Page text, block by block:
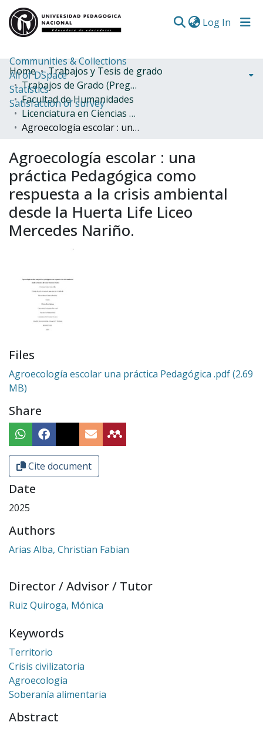
Log In
Communities & Collections
All of DSpace
Statistics
Satisfaction of survey
Home
Trabajos y Tesis de grado
Trabajos de Grado (Pregrado)
Facultad de Humanidades
Licenciatura en Ciencias Sociales
Agroecología escolar : una práctica Pedagógica como respuesta a la crisis ambiental desde la Huerta Life Liceo Mercedes Nariño.
Agroecología escolar : una
práctica Pedagógica como
respuesta a la crisis ambiental
desde la Huerta Life Liceo
Mercedes Nariño.
Files
Agroecología escolar una práctica Pedagógica .pdf(2.69
MB)
Share
Cite document
Date
2025
Authors
Arias Alba, Christian Fabian
Director / Advisor / Tutor
Ruiz Quiroga, Mónica
Keywords
Territorio
Crisis civilizatoria
Agroecología
Soberanía alimentaria
Abstract